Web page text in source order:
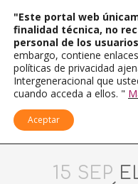
15 SEP
"Este portal web
finalidad técnica, no
personal de los
embargo, contiene
políticas de privacidad
Intergeneracional que
cuando acceda a ellos. "
Aceptar